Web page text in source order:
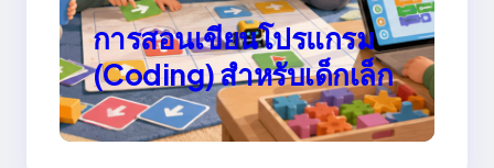
การสอนเขียนโปรแกรม
(Coding) สำหรับเด็กเล็ก